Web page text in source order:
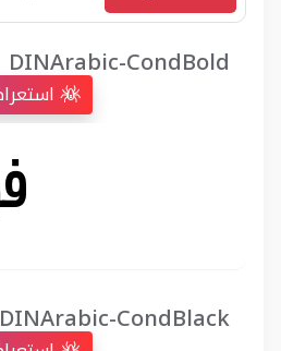
DINArabic-CondBold
DINArabic-CondBlack